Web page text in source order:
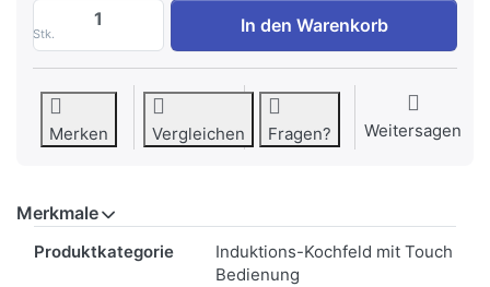
Stk.
Siemens EH801HVB1E iQ100
In den Warenkorb
Merken Vergleichen Fragen? Weitersagen
Merkmale
Produktkategorie
Induktions-Kochfeld mit Touch
Bedienung